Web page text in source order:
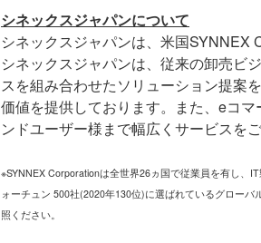
シネックスジャパンについて
シネックスジャパンは、米国SYNNEX
シネックスジャパンは、従来の卸売ビ
スを組み合わせたソリューション提案
価値を提供しております。また、 eコ
ンドユーザー様まで幅広くサービスを
※SYNNEX Corporationは全世界26ヵ国で従業員を有し、
ォーチュン 500社(2020年130位)に選ばれているグロー
照ください。